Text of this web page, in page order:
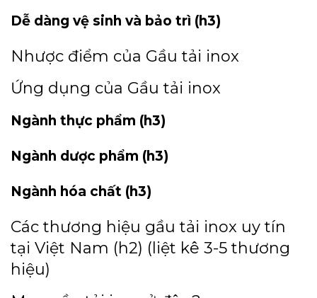
Dễ dàng vệ sinh và bảo trì (h3)
Nhược điểm của Gầu tải inox
Ứng dụng của Gầu tải inox
Ngành thực phẩm (h3)
Ngành dược phẩm (h3)
Ngành hóa chất (h3)
Các thương hiệu gầu tải inox uy tín
tại Việt Nam (h2) (liệt kê 3-5 thương
hiệu)